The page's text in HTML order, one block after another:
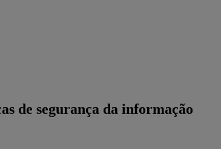
de segurança da informação